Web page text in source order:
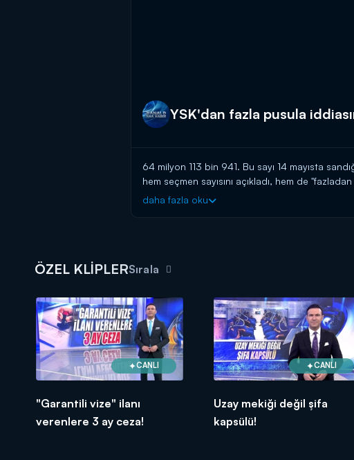
YSK'dan fazla pusula
64 milyon 113 bin 941. Bu sayı 14 mayısta
hem seçmen sayısını açıkladı, hem de
şeklinde konuştu. Detaylar Kanal D Ana
daha fazla oku
ÖZEL KLİPLERSırala
CANLI
"Garantili vize" ilanı
verenlere 3 ay ceza!
CANLI
Uzay mekiği değil şifa
kapsülü!